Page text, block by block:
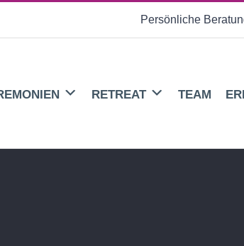
Persönliche
RETREAT TEAM